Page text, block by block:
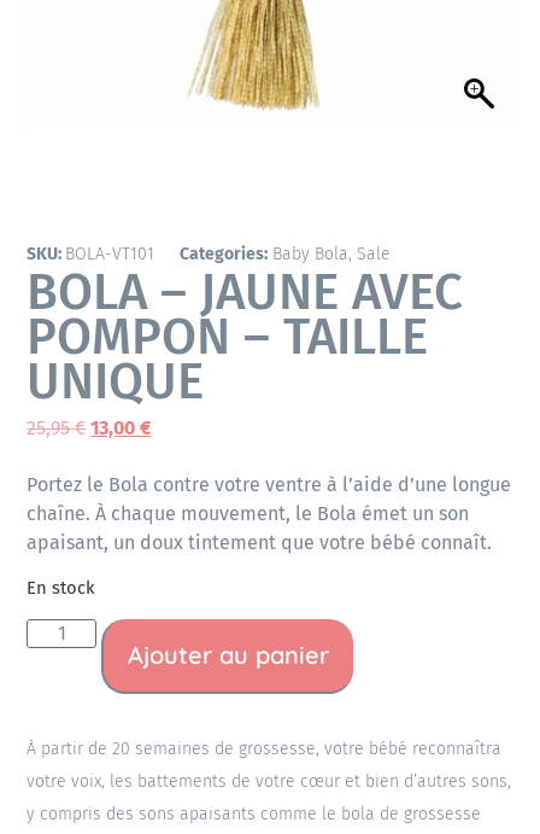
SKU: BOLA-VT101 Categories: Baby Bola,Sale
BOLA – JAUNE AVEC
POMPON – TAILLE
UNIQUE
25,95€ 13,00€
Portez le Bola contre votre ventre à l’aide d’une longue
chaîne. À chaque mouvement, le Bola émet un son
apaisant, un doux tintement que votre bébé connaît.
En stock
Ajouter au panier
À partir de 20 semaines de grossesse, votre bébé reconnaîtra
votre voix, les battements de votre cœur et bien d’autres sons,
y compris des sons apaisants comme le bola de grossesse